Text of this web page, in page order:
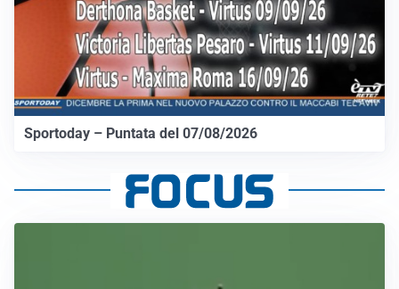
Sportoday – Puntata del 07/08/2026